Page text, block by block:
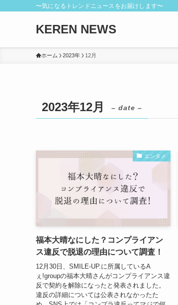
〜気になるトレンドニュースをお届けします〜
KEREN NEWS
ホーム 2023年 12月
2023年12月 – date –
エンタメ
福本大晴なにした？コンプライアン
ス違反で脱退の理由について調査！
12月30日、SMILE-UP.に所属しているA
ぇ!groupの福本大晴さんがコンプライアンス違
反で契約を解除になったと発表されました。
違反の詳細については公表されなかったた